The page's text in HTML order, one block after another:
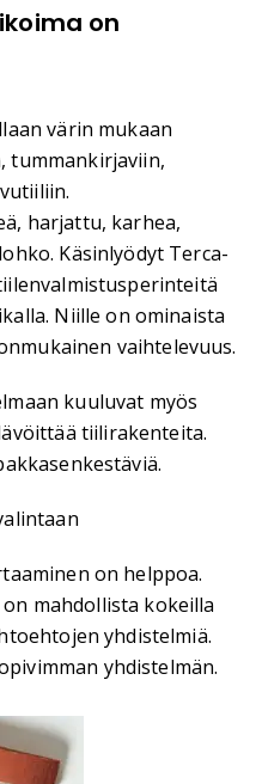
on
värin mukaan
tummankirjaviin,
harjattu, karhea,
Käsinlyödyt Terca-
Niille on ominaista
vaihtelevuus.
kuuluvat myös
tiilirakenteita.
on helppoa.
mahdollista kokeilla
yhdistelmiä.
yhdistelmän.